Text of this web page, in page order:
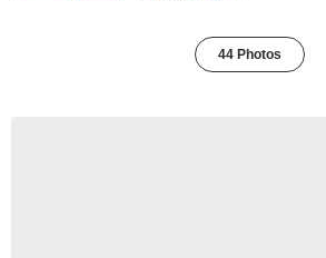
44 Photos